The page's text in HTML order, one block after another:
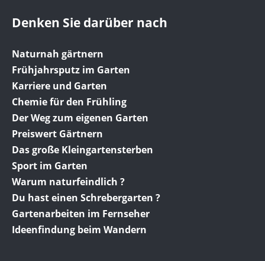
Denken Sie darüber nach
Naturnah gärtnern
Frühjahrsputz im Garten
Karriere und Garten
Chemie für den Frühling
Der Weg zum eigenen Garten
Preiswert Gärtnern
Das große Kleingartensterben
Sport im Garten
Warum naturfeindlich ?
Du hast einen Schrebergarten ?
Gartenarbeiten im Fernseher
Ideenfindung beim Wandern